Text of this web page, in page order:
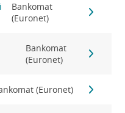
Bankomat
(Euronet)
Bankomat
(Euronet)
(Euronet)